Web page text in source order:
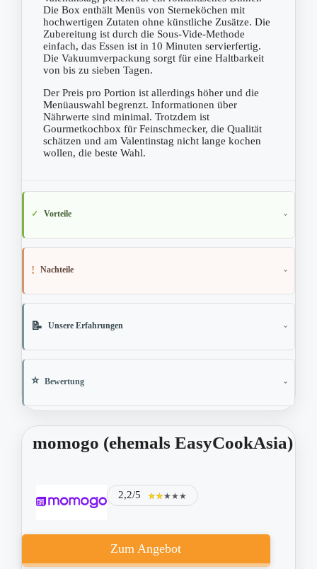
Die Box enthält Menüs von Sterneköchen mit
hochwertigen Zutaten ohne künstliche Zusätze. Die
Zubereitung ist durch die Sous-Vide-Methode
einfach, das Essen ist in 10 Minuten servierfertig.
Die Vakuumverpackung sorgt für eine Haltbarkeit
von bis zu sieben Tagen.
Der Preis pro Portion ist allerdings höher und die
Menüauswahl begrenzt. Informationen über
Nährwerte sind minimal. Trotzdem ist
Gourmetkochbox für Feinschmecker, die Qualität
schätzen und am Valentinstag nicht lange kochen
wollen, die beste Wahl.
Vorteile
Nachteile
Unsere Erfahrungen
Bewertung
momogo (ehemals EasyCookAsia)
2,2/5 ★★★★★
★★★★★
Zum Angebot